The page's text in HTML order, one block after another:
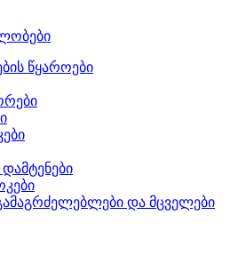
წყაროები
და მცველები